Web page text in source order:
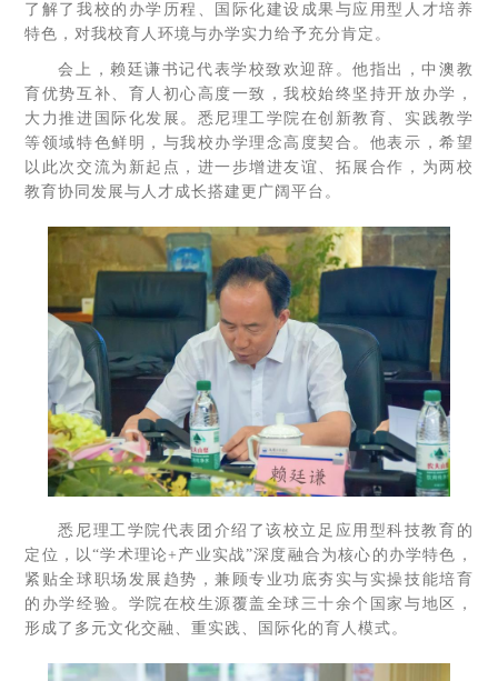
了解了我校的办学历程、国际化建设成果与应用型人才培养
特色，对我校育人环境与办学实力给予充分肯定。
会上，赖廷谦书记代表学校致欢迎辞。他指出，中澳教
育优势互补、育人初心高度一致，我校始终坚持开放办学，
大力推进国际化发展。悉尼理工学院在创新教育、实践教学
等领域特色鲜明，与我校办学理念高度契合。他表示，希望
以此次交流为新起点，进一步增进友谊、拓展合作，为两校
教育协同发展与人才成长搭建更广阔平台。
悉尼理工学院代表团介绍了该校立足应用型科技教育的
定位，以“学术理论+产业实战”深度融合为核心的办学特色，
紧贴全球职场发展趋势，兼顾专业功底夯实与实操技能培育
的办学经验。学院在校生源覆盖全球三十余个国家与地区，
形成了多元文化交融、重实践、国际化的育人模式。